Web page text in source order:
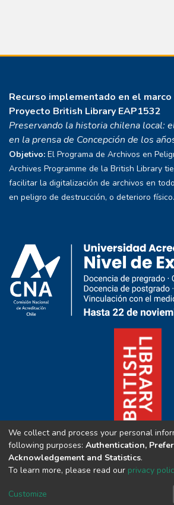
Recurso implementado en el
Proyecto British Library EAP1532
Preservando la historia chilena local:
en la prensa de Concepción de los
Objetivo: El Programa de Archivos en
Archives Programme de la British Library
facilitar la digitalización de archivos en
en peligro de destrucción, o deterioro físico.
We collect and process your personal
following purposes: Authentication,
Acknowledgement and Statistics.
To learn more, please read our privacy
Customize